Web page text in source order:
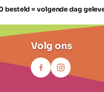
besteld = volgende dag
Volg ons